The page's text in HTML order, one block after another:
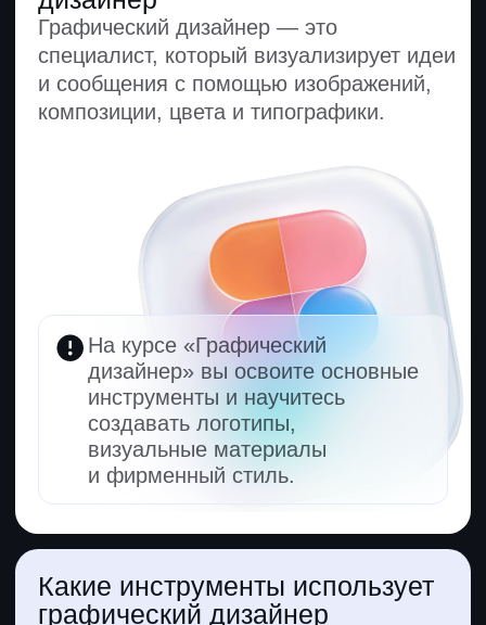
Какие ежедневные задачи
у графического дизайнера
Он разрабатывает логотипы, визитки,
мерч — брендированную продукцию,
создает макеты для полиграфии, делает
дизайн сайтов и баннеры для соцсетей,
верстает и готовит файлы в печать.
Как графический дизайнер
помогает бизнесу
Графический дизайнер создает
упаковку, которая выделяет товар
сайта, где пользователь сразу видит
нужную кнопку и не уходит